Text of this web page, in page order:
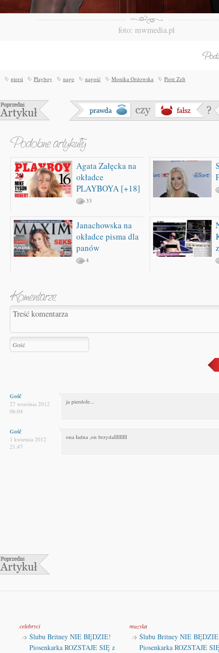
foto: mwmedia.pl
piersi Playboy nago nagość Monika Ordowska Piotr Zelt
Agata Załęcka na
okładce
PLAYBOYA [+18]
33
Janachowska na
okładce pisma dla
panów
4
Gość
27 września 2012
06:04
ja pierdole...
Gość
1 kwietnia 2012
21:47
ona ładna ,on brzydalllllllll
celebryci
Ślubu Britney NIE BĘDZIE!
Piosenkarka ROZSTAJE SIĘ z
muzyka
Ślubu Britney NIE
Piosenkarka ROZSTAJE